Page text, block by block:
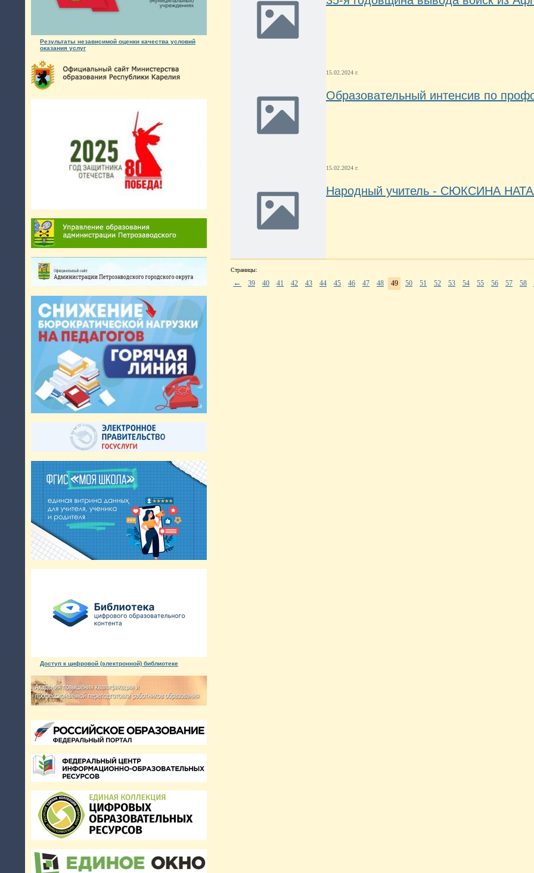
Результаты независимой оценки качества условий
оказания услуг
Доступ к цифровой (электронной) библиотеке
15.02.2024 г.
Образовательный интенсив по
15.02.2024 г.
Народный учитель - СЮКСИНА
Страницы:
← 39 40 41 42 43 44 45 46 47 48 49 50 51 52 53 54 55 56 57 58